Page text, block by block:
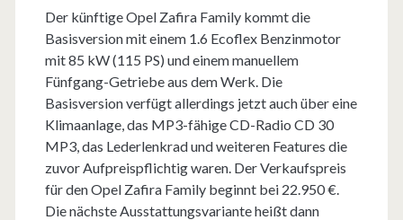
Der künftige Opel Zafira Family kommt die
Basisversion mit einem 1.6 Ecoflex Benzinmotor
mit 85 kW (115 PS) und einem manuellem
Fünfgang-Getriebe aus dem Werk. Die
Basisversion verfügt allerdings jetzt auch über eine
Klimaanlage, das MP3-fähige CD-Radio CD 30
MP3, das Lederlenkrad und weiteren Features die
zuvor Aufpreispflichtig waren. Der Verkaufspreis
für den Opel Zafira Family beginnt bei 22.950 €.
Die nächste Ausstattungsvariante heißt dann